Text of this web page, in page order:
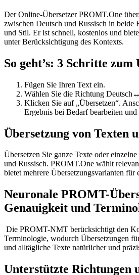
Der Online-Übersetzer PROMT.One
zwischen Deutsch und Russisch in beide
und Stil. Er ist schnell, kostenlos und
unter Berücksichtigung des Kontexts.
So geht’s: 3 Schritte zum
Fügen Sie Ihren Text ein.
Wählen Sie die Richtung
Klicken Sie auf „Übersetzen“.
Ergebnis bei Bedarf bearbeiten und
Übersetzung von Texten
Übersetzen Sie ganze Texte oder
und Russisch. PROMT.One wählt
bietet mehrere Übersetzungsvarianten für
Neuronale PROMT-
Genauigkeit und
Die PROMT-NMT berücksichtigt den
Terminologie, wodurch Übersetzungen
und alltägliche Texte natürlicher und
Unterstützte Richtungen